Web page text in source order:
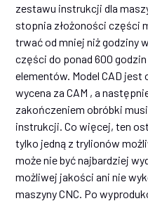
zestawu instrukcji dla
stopnia złożoności części
trwać od mniej niż godziny
części do ponad 600
elementów. Model CAD
wycena za CAM , a
zakończeniem obróbki
instrukcji. Co więcej, ten
tylko jedną z trylionów
może nie być najbardziej
możliwej jakości ani nie
maszyny CNC. Po